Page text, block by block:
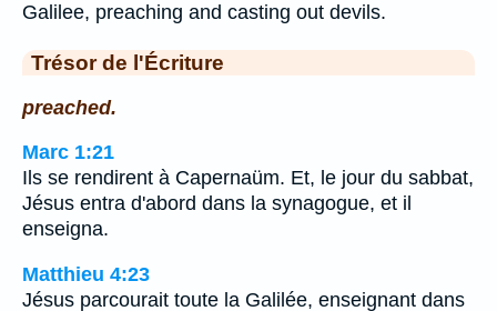
Galilee, preaching and casting out devils.
Trésor de l'Écriture
preached.
Marc 1:21
Ils se rendirent à Capernaüm. Et, le jour du sabbat,
Jésus entra d'abord dans la synagogue, et il
enseigna.
Matthieu 4:23
Jésus parcourait toute la Galilée, enseignant dans